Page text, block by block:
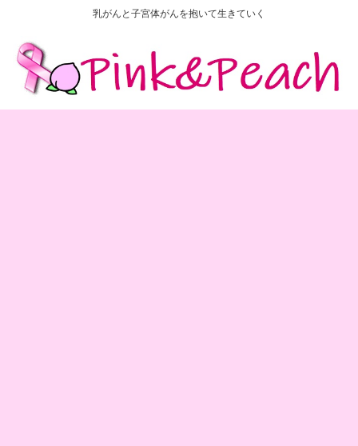
乳がんと子宮体がんを抱いて生きていく